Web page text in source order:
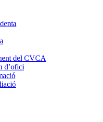
del CVCA
d’ofici